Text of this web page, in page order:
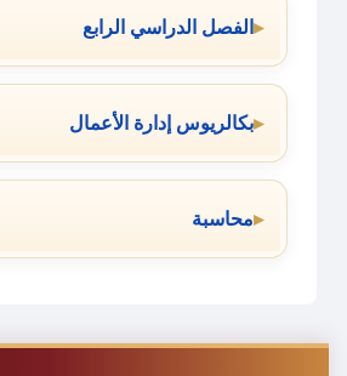
الفصل الدراسي الرابع
بكالريوس إدارة الأعمال
محاسبة